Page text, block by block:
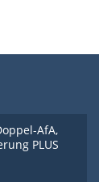
AfA,
PLUS